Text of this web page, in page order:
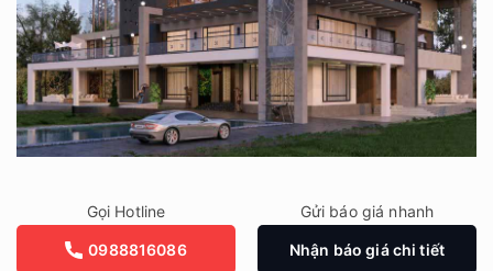
Gọi Hotline
0988816086
Gửi báo giá nhanh
Nhận báo giá chi tiết